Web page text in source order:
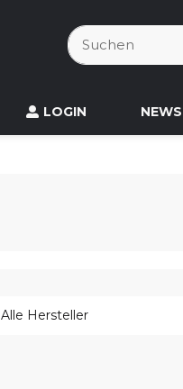
LOGIN NEWS
Alle Hersteller